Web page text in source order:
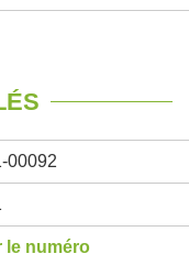
00092
le numéro